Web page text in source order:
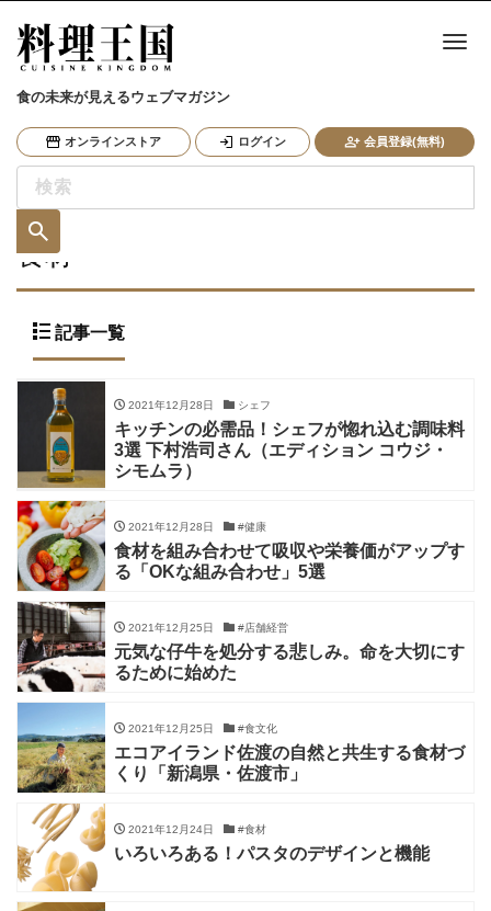
食の未来が見えるウェブマガジン
オンラインストア ログイン 会員登録(無料)
ナ
食材
記事一覧
2021年12月28日 シェフ
キッチンの必需品！シェフが惚れ込む調味料
3選 下村浩司さん（エディション コウジ・
シモムラ）
2021年12月28日 #健康
食材を組み合わせて吸収や栄養価がアップす
る「OKな組み合わせ」5選
2021年12月25日 #店舗経営
元気な仔牛を処分する悲しみ。命を大切にす
るために始めた
2021年12月25日 #食文化
エコアイランド佐渡の自然と共生する食材づ
くり「新潟県・佐渡市」
2021年12月24日 #食材
いろいろある！パスタのデザインと機能